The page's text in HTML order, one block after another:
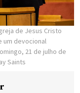
de Jesus Cristo
um devocional
21 de julho de
Saints